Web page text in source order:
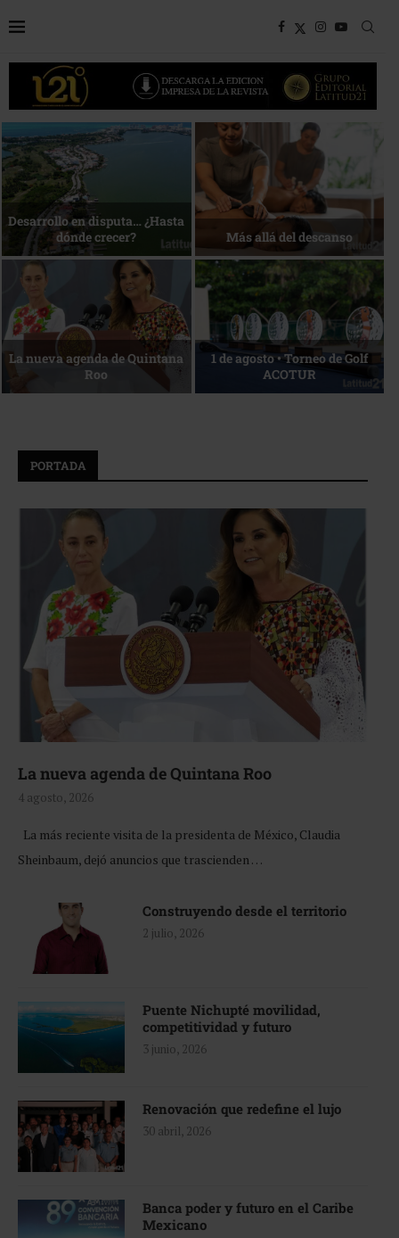
Bottega, un viaje servido a la
mesa
Energía que Impulsa la
competitividad
Reconocimiento de viajeros La esencia del servicio
PORTADA
La nueva agenda de Quintana Roo
4 agosto, 2026
La más reciente visita de la presidenta de México, Claudia
Sheinbaum, dejó anuncios que trascienden …
Construyendo desde el territorio
2 julio, 2026
Puente Nichupté movilidad,
competitividad y futuro
3 junio, 2026
Renovación que redefine el lujo
30 abril, 2026
Banca poder y futuro en el Caribe
Mexicano